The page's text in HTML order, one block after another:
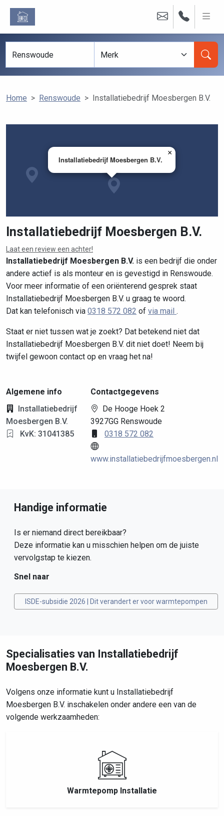
Home Renswoude Installatiebedrijf Moesbergen B.V.
Installatiebedrijf Moesbergen B.V.
×
Leaflet |©OpenStreetMap contributors
Installatiebedrijf Moesbergen B.V.
Laat een review een achter!
Installatiebedrijf Moesbergen B.V. is een bedrijf die onder
andere actief is als monteur en is gevestigd in Renswoude.
Voor meer informatie of een oriënterend gesprek staat
Installatiebedrijf Moesbergen B.V. u graag te woord.
Dat kan telefonisch via 0318 572 082 of via mail .
Staat er niet tussen wat je zoekt? Dat betekend niet dat
Installatiebedrijf Moesbergen B.V. dit niet doet! Neem bij
twijfel gewoon contact op en vraag het na!
Algemene info
Installatiebedrijf
Moesbergen B.V.
KvK: 31041385
Contactgegevens
De Hooge Hoek 2
3927GG Renswoude
0318 572 082
www.installatiebedrijfmoesbergen.nl
Handige informatie
Is er niemand direct bereikbaar?
Deze informatie kan u misschien helpen om de juiste
vervolgstap te kiezen.
Snel naar
ISDE-subsidie 2026 | Dit verandert er voor warmtepompen
Specialisaties van Installatiebedrijf
Moesbergen B.V.
Volgens onze informatie kunt u Installatiebedrijf
Moesbergen B.V. inschakelen onder andere een van de
volgende werkzaamheden:
Warmtepomp Installatie